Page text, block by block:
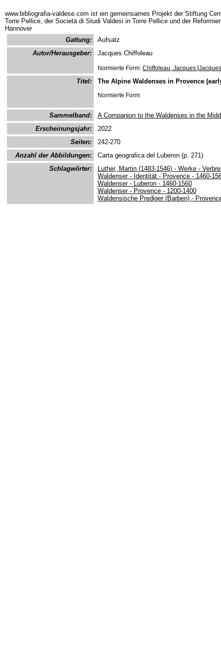
www.bibliografia-valdese.com ist ein gemeinsames Projekt der Stiftung
Torre Pellice, der Società di Studi Valdesi in Torre Pellice und der
Hannover
Gattung:
Aufsatz
Autor/Herausgeber:
Jacques Chiffoleau
Normierte Form: Chiffoleau, Jacques
Titel: The Alpine Waldenses in Provence
Normierte Form:
Sammelband:
A Companion to the Waldenses in the
Erscheinungsjahr:
2022
Seiten:
242-270
Anzahl der Abbildungen:
Carta geografica del Luberon (p. 271)
Schlagwörter:
Luther, Martin (1483-1546) - Werke -
Waldenser - Identität - Provence - 1460-
Waldenser - Luberon - 1460-1560
Waldenser - Provence - 1200-1400
Waldensische Prediger (Barben) -